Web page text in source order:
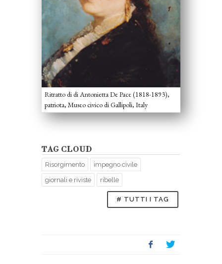
Ritratto di di Antonietta De Pace (1818-1893),
patriota, Museo civico di Gallipoli, Italy
TAG CLOUD
Risorgimento impegno civile
giornali e riviste ribelle
# TUTTI I TAG